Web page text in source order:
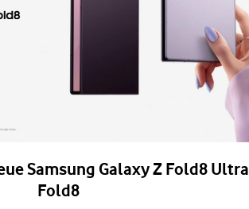
Samsung Galaxy Z Fold8 Ultra |
Fold8